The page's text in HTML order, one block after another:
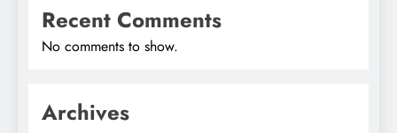
Recent Comments
No comments to show.
Archives